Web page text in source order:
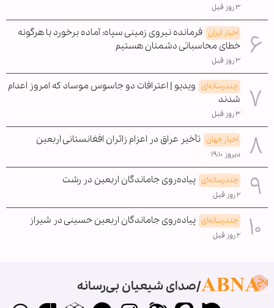
۳ روز قبل
اخبار ایران فرمانده نیروی زمینی سپاه: آماده برخورد با هرگونه
خطای محاسباتی دشمنان هستیم
۳ روز قبل
چندرسانه‌ای ویدیو | اعترافات دو جاسوس موساد که امروز اعدام
شدند
۳ روز قبل
اخبار جهان تأخیر عراق در اعزام زائران افغانستانی اربعین
دیروز ۱۹:۱۰
چندرسانه‌ای پیاده‌روی جاماندگان اربعین در رشت
۲ روز قبل
چندرسانه‌ای پیاده‌روی جاماندگان اربعین حسینی در شیراز
۲ روز قبل
صدای شیعیان بی‌رسانه